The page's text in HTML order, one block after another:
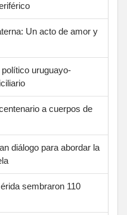
Un acto de amor y
uruguayo-
a cuerpos de
diálogo para abordar la
sembraron 110